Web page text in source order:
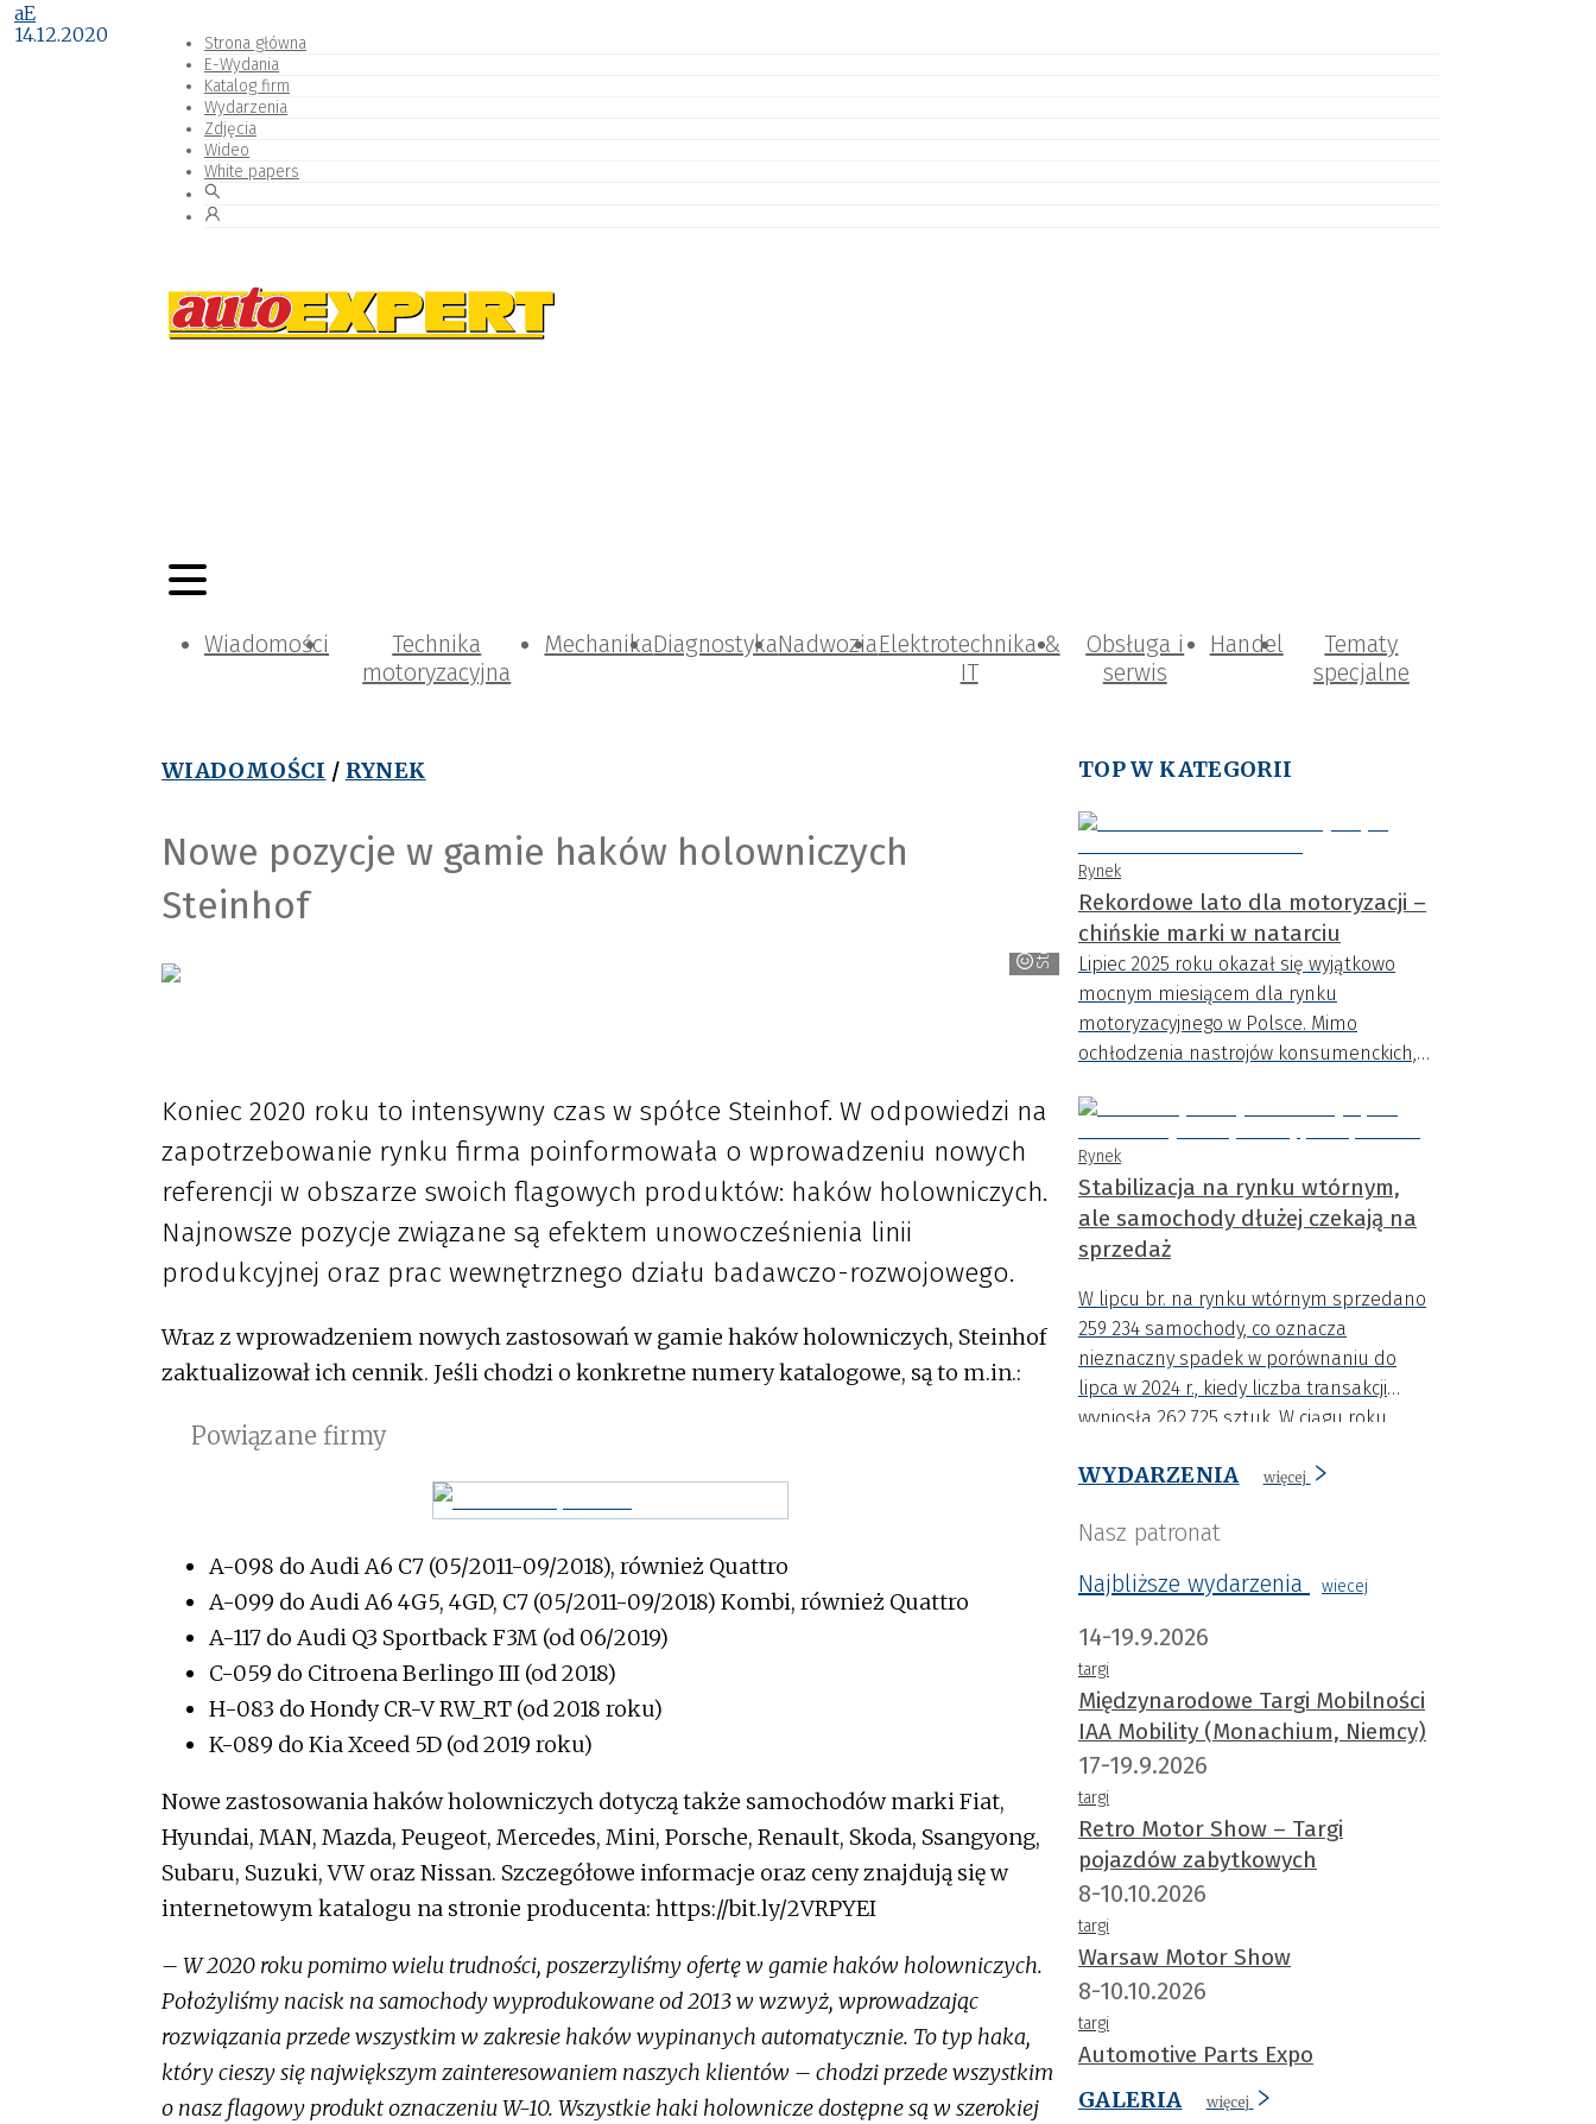
Strona główna
E-Wydania
Katalog firm
Wydarzenia
Zdjęcia
Wideo
White papers
Wiadomości
Technika
motoryzacyjna
MechanikaDiagnostykaNadwoziaElektrotechnika &
IT
Obsługa i
serwis
Handel
Tematy
specjalne
WIADOMOŚCI / RYNEK
Nowe pozycje w gamie haków holowniczych
Steinhof
Steinhof
aE
14.12.2020
Koniec 2020 roku to intensywny czas w spółce Steinhof. W odpowiedzi na
zapotrzebowanie rynku firma poinformowała o wprowadzeniu nowych
referencji w obszarze swoich flagowych produktów: haków holowniczych.
Najnowsze pozycje związane są efektem unowocześnienia linii
produkcyjnej oraz prac wewnętrznego działu badawczo-rozwojowego.
Wraz z wprowadzeniem nowych zastosowań w gamie haków holowniczych, Steinhof
zaktualizował ich cennik. Jeśli chodzi o konkretne numery katalogowe, są to m.in.:
Powiązane firmy
A-098 do Audi A6 C7 (05/2011-09/2018), również Quattro
A-099 do Audi A6 4G5, 4GD, C7 (05/2011-09/2018) Kombi, również Quattro
A-117 do Audi Q3 Sportback F3M (od 06/2019)
C-059 do Citroena Berlingo III (od 2018)
H-083 do Hondy CR-V RW_RT (od 2018 roku)
K-089 do Kia Xceed 5D (od 2019 roku)
Nowe zastosowania haków holowniczych dotyczą także samochodów marki Fiat,
Hyundai, MAN, Mazda, Peugeot, Mercedes, Mini, Porsche, Renault, Skoda, Ssangyong,
Subaru, Suzuki, VW oraz Nissan. Szczegółowe informacje oraz ceny znajdują się w
internetowym katalogu na stronie producenta: https://bit.ly/2VRPYEI
– W 2020 roku pomimo wielu trudności, poszerzyliśmy ofertę w gamie haków holowniczych.
Położyliśmy nacisk na samochody wyprodukowane od 2013 w wzwyż, wprowadzając
rozwiązania przede wszystkim w zakresie haków wypinanych automatycznie. To typ haka,
który cieszy się największym zainteresowaniem naszych klientów – chodzi przede wszystkim
o nasz flagowy produkt oznaczeniu W-10. Wszystkie haki holownicze dostępne są w szerokiej
TOP W KATEGORII
Rynek
Rekordowe lato dla motoryzacji –
chińskie marki w natarciu
Lipiec 2025 roku okazał się wyjątkowo
mocnym miesiącem dla rynku
motoryzacyjnego w Polsce. Mimo
ochłodzenia nastrojów konsumenckich,
poziom w tym roku.
Rynek
Stabilizacja na rynku wtórnym,
ale samochody dłużej czekają na
sprzedaż
W lipcu br. na rynku wtórnym sprzedano
259 234 samochody, co oznacza
nieznaczny spadek w porównaniu do
lipca w 2024 r., kiedy liczba transakcji
wyniosła 262 725 sztuk. W ciągu roku
000 zł.
WYDARZENIA więcej
Nasz patronat
Najbliższe wydarzenia
wiecej
14-19.9.2026
targi
Międzynarodowe Targi Mobilności
IAA Mobility (Monachium, Niemcy)
17-19.9.2026
targi
Retro Motor Show – Targi
pojazdów zabytkowych
8-10.10.2026
targi
Warsaw Motor Show
8-10.10.2026
targi
Automotive Parts Expo
GALERIA
więcej